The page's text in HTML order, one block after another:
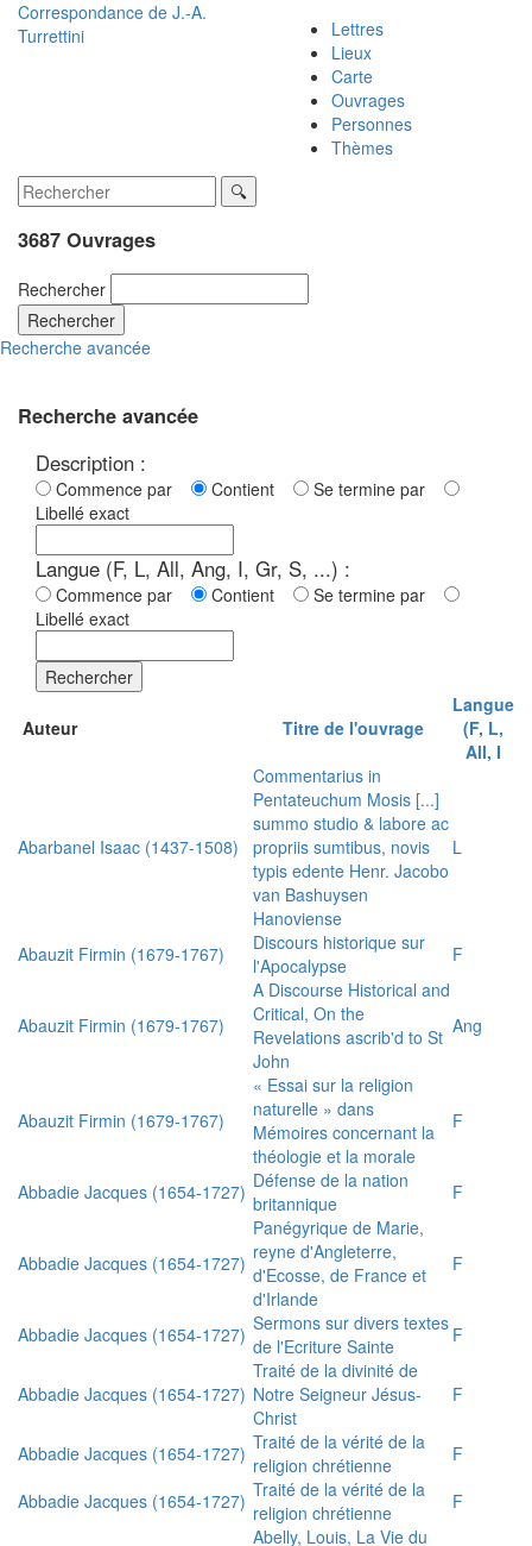
Correspondance de J.-A.
Turrettini
Lettres
Lieux
Carte
Ouvrages
Personnes
Thèmes
3687 Ouvrages
Rechercher
Rechercher
Recherche avancée
Recherche avancée
Description :
Commence par Contient
Se termine par
Libellé exact
Langue (F, L, All, Ang, I, Gr, S, ...) :
Commence par Contient
Se termine par
Libellé exact
Rechercher
Auteur Titre de l'ouvrage
Langue
(F, L,
All, I
Abarbanel Isaac (1437-1508)
Commentarius in
Pentateuchum Mosis [...]
summo studio & labore ac
propriis sumtibus, novis
typis edente Henr. Jacobo
van Bashuysen
Hanoviense
L
Abauzit Firmin (1679-1767)
Discours historique sur
l'Apocalypse
F
Abauzit Firmin (1679-1767)
A Discourse Historical and
Critical, On the
Revelations ascrib'd to St
John
Ang
Abauzit Firmin (1679-1767)
« Essai sur la religion
naturelle » dans
Mémoires concernant la
théologie et la morale
F
Abbadie Jacques (1654-1727) Défense de la nation
britannique
F
Abbadie Jacques (1654-1727)
Panégyrique de Marie,
reyne d'Angleterre,
d'Ecosse, de France et
d'Irlande
F
Abbadie Jacques (1654-1727) Sermons sur divers textes
de l'Ecriture Sainte
F
Abbadie Jacques (1654-1727)
Traité de la divinité de
Notre Seigneur Jésus-
Christ
F
Abbadie Jacques (1654-1727) Traité de la vérité de la
religion chrétienne
F
Abbadie Jacques (1654-1727) Traité de la vérité de la
religion chrétienne
F
Abelly, Louis, La Vie du